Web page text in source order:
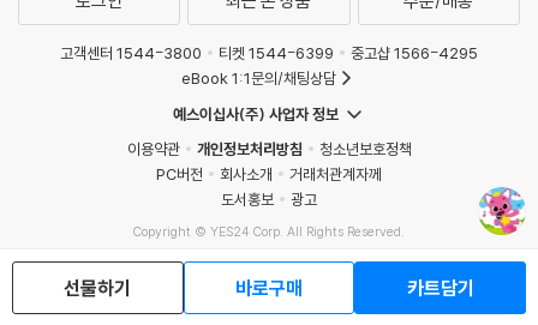
선물하기 바로구매 카트담기
고객센터 1544-3800 티켓 1544-6399
중고샵 1566-4295
eBook 1:1문의/채팅상담
예스이십사(주) 사업자 정보
이용약관
개인정보처리방침
청소년보호정책
PC버전
회사소개
거래처관계자께
도서홍보
광고
Copyright © YES24 Corp. All Rights Reserved.